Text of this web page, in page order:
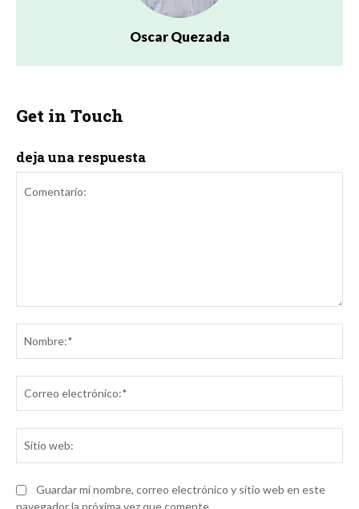
Oscar Quezada
Get in Touch
deja una respuesta
Guardar mi nombre, correo electrónico y sitio web en este
navegador la próxima vez que comente.